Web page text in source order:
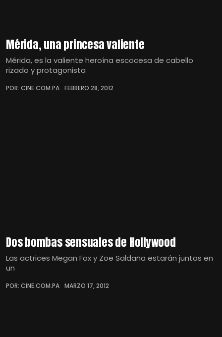
Mérida, una princesa valiente
Mérida, es la valiente heroína escocesa de cabello
rizado y protagonista
POR: CINE.COM.PA FEBRERO 28, 2012
Dos bombas sensuales de Hollywood
Las actrices Megan Fox y Zoe Saldaña estarán juntas en
un
POR: CINE.COM.PA MARZO 17, 2012